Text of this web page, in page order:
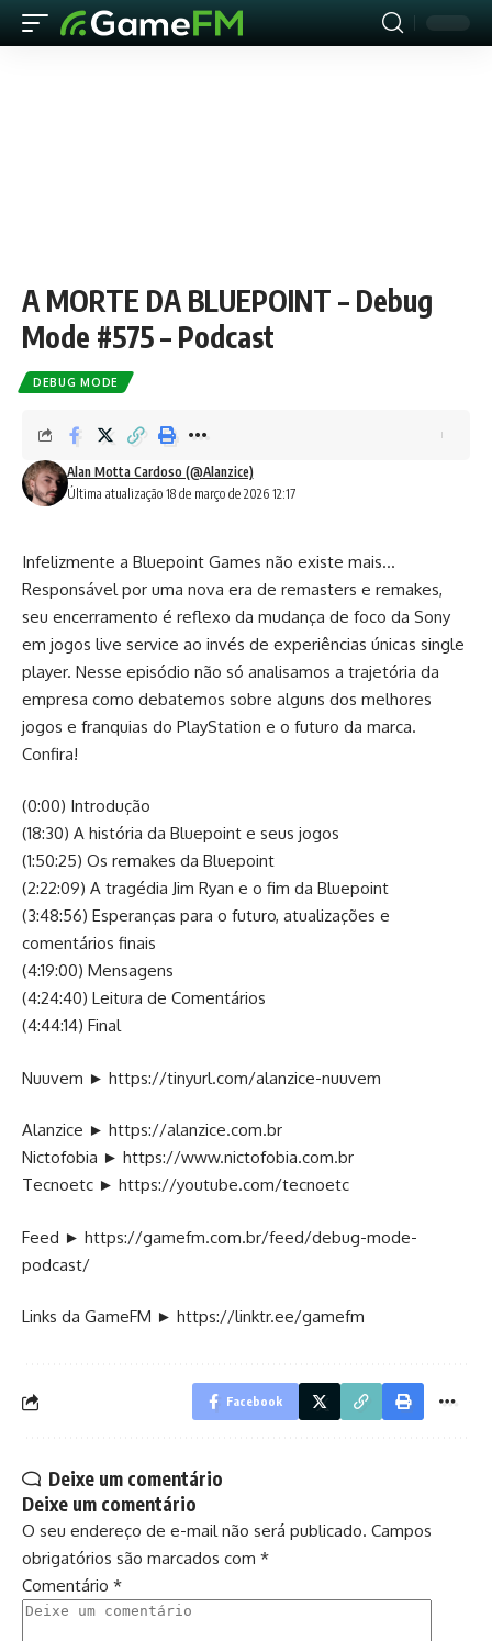
A MORTE DA BLUEPOINT – Debug
Mode #575 – Podcast
DEBUG MODE
Última atualização 18 de março de 2026 12:17
Alan Motta Cardoso (@Alanzice)
Infelizmente a Bluepoint Games não existe mais…
Responsável por uma nova era de remasters e remakes,
seu encerramento é reflexo da mudança de foco da Sony
em jogos live service ao invés de experiências únicas single
player. Nesse episódio não só analisamos a trajetória da
empresa como debatemos sobre alguns dos melhores
jogos e franquias do PlayStation e o futuro da marca.
Confira!
(0:00) Introdução
(18:30) A história da Bluepoint e seus jogos
(1:50:25) Os remakes da Bluepoint
(2:22:09) A tragédia Jim Ryan e o fim da Bluepoint
(3:48:56) Esperanças para o futuro, atualizações e
comentários finais
(4:19:00) Mensagens
(4:24:40) Leitura de Comentários
(4:44:14) Final
Nuuvem ► https://tinyurl.com/alanzice-nuuvem
Alanzice ► https://alanzice.com.br
Nictofobia ► https://www.nictofobia.com.br
Tecnoetc ► https://youtube.com/tecnoetc
Feed ► https://gamefm.com.br/feed/debug-mode-
podcast/
Links da GameFM ► https://linktr.ee/gamefm
Facebook
Deixe um comentário
Deixe um comentário
O seu endereço de e-mail não será publicado. Campos
obrigatórios são marcados com *
Comentário *